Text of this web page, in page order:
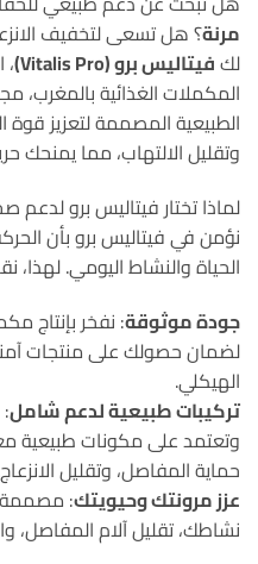
مرنة؟ هل تسعى لتخفيف
لكفيتاليس برو (Vitalis Pro)
المكملات الغذائية
الطبيعية المصممة لتعزيز
وتقليل الالتهاب، مما يمنحك
لماذا تختار فيتاليس برو
نؤمن في فيتاليس برو بأن
الحياة والنشاط اليومي.
جودة موثوقة: نفخر بإنتاج
لضمان حصولك على منتجات
الهيكلي.
تركيبات طبيعية لدعم شامل:
وتعتمد على مكونات طبيعية
حماية المفاصل، وتقليل
عزز مرونتك وحيويتك: مصممة
نشاطك، تقليل آلام المفاصل،